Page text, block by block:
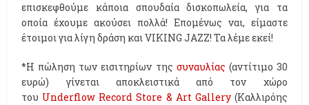
επισκεφθούμε κάποια σπουδαία δισκοπωλεία, για τα
οποία έχουμε ακούσει πολλά! Επομένως ναι, είμαστε
έτοιμοι για λίγη δράση και VIKING JAZZ! Τα λέμε εκεί!
*Η πώληση των εισιτηρίων της συναυλίας (αντίτιμο 30
ευρώ) γίνεται αποκλειστικά από τον χώρο
του Underflow Record Store & Art Gallery(Καλλιρόης